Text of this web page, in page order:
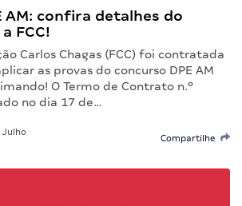
AM: confira detalhes do
FCC!
Carlos Chagas (FCC) foi contratada
as provas do concurso DPE AM
O Termo de Contrato n.º
no dia 17 de…
Julho
Compartilhe